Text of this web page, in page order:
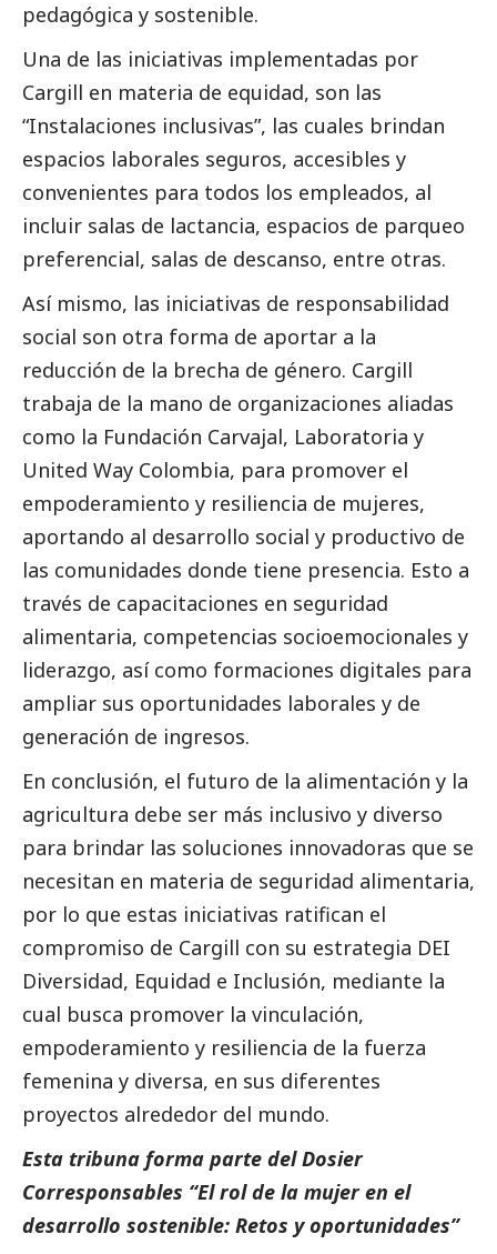
pedagógica y sostenible.
Una de las iniciativas implementadas por
Cargill en materia de equidad, son las
“Instalaciones inclusivas”, las cuales brindan
espacios laborales seguros, accesibles y
convenientes para todos los empleados, al
incluir salas de lactancia, espacios de parqueo
preferencial, salas de descanso, entre otras.
Así mismo, las iniciativas de responsabilidad
social son otra forma de aportar a la
reducción de la brecha de género. Cargill
trabaja de la mano de organizaciones aliadas
como la Fundación Carvajal, Laboratoria y
United Way Colombia, para promover el
empoderamiento y resiliencia de mujeres,
aportando al desarrollo social y productivo de
las comunidades donde tiene presencia. Esto a
través de capacitaciones en seguridad
alimentaria, competencias socioemocionales y
liderazgo, así como formaciones digitales para
ampliar sus oportunidades laborales y de
generación de ingresos.
En conclusión, el futuro de la alimentación y la
agricultura debe ser más inclusivo y diverso
para brindar las soluciones innovadoras que se
necesitan en materia de seguridad alimentaria,
por lo que estas iniciativas ratifican el
compromiso de Cargill con su estrategia DEI
Diversidad, Equidad e Inclusión, mediante la
cual busca promover la vinculación,
empoderamiento y resiliencia de la fuerza
femenina y diversa, en sus diferentes
proyectos alrededor del mundo.
Esta tribuna forma parte delDosier
Corresponsables “El rol de la mujer en el
desarrollo sostenible: Retos y oportunidades”